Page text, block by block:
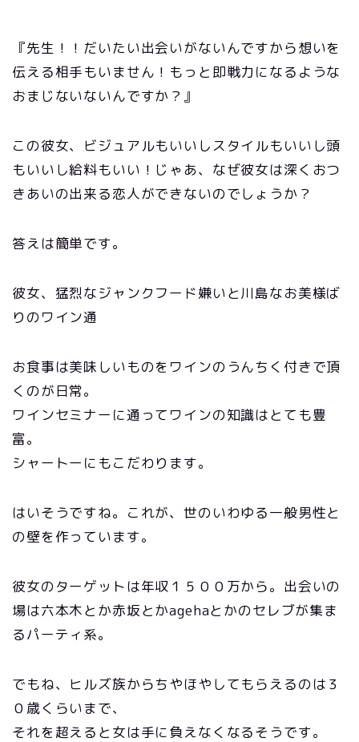
『先生！！だいたい出会いがないんですから想いを
伝える相手もいません！もっと即戦力になるような
おまじないないんですか？』
この彼女、ビジュアルもいいしスタイルもいいし頭
もいいし給料もいい！じゃあ、なぜ彼女は深くおつ
きあいの出来る恋人ができないのでしょうか？
答えは簡単です。
彼女、猛烈なジャンクフード嫌いと川島なお美様ば
りのワイン通
お食事は美味しいものをワインのうんちく付きで頂
くのが日常。
ワインセミナーに通ってワインの知識はとても豊
富。
シャートーにもこだわります。
はいそうですね。これが、世のいわゆる一般男性と
の壁を作っています。
彼女のターゲットは年収１５００万から。出会いの
場は六本木とか赤坂とかagehaとかのセレブが集ま
るパーティ系。
でもね、ヒルズ族からちやほやしてもらえるのは３
０歳くらいまで、
それを超えると女は手に負えなくなるそうです。